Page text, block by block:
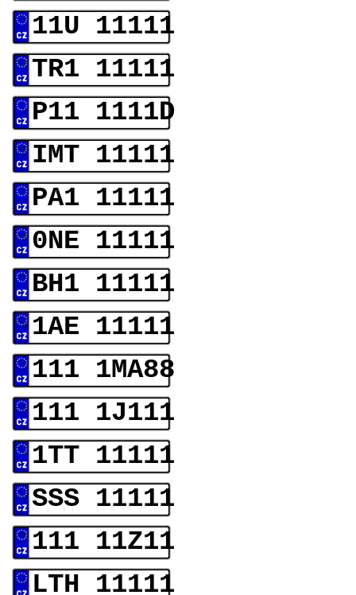
11U 11111
TR1 11111
P11 1111D
IMT 11111
PA1 11111
0NE 11111
BH1 11111
1AE 11111
111 1MA88
111 1J111
1TT 11111
SSS 11111
111 11Z11
LTH 11111